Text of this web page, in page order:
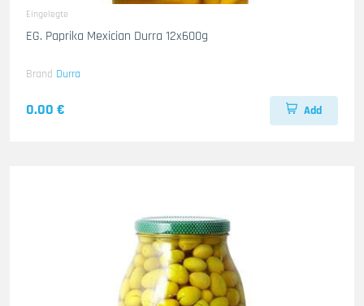
Eingelegte
EG. Paprika Mexician Durra 12x600g
Brand Durra
0.00 € Add